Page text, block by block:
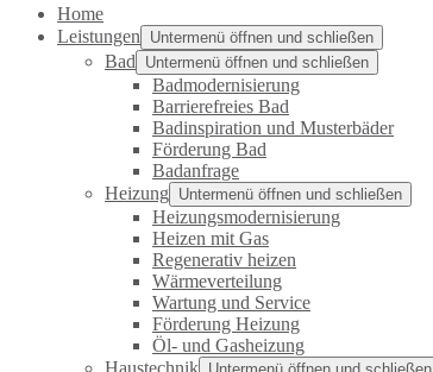
Home
Leistungen
Untermenü öffnen und schließen
Bad Untermenü öffnen und schließen
Badmodernisierung
Barrierefreies Bad
Badinspiration und Musterbäder
Förderung Bad
Badanfrage
Heizung Untermenü öffnen und schließen
Heizungsmodernisierung
Heizen mit Gas
Regenerativ heizen
Wärmeverteilung
Wartung und Service
Förderung Heizung
Öl- und Gasheizung
Haustechnik